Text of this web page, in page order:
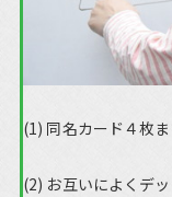
(1) 同名カード４枚
(2) お互いによくデ